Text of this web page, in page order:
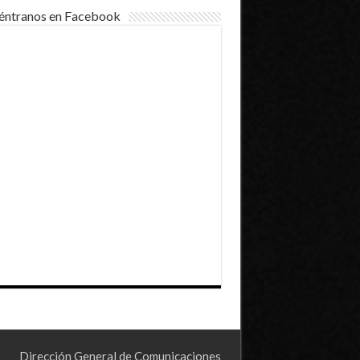
en Facebook
Dirección General de Comunicaciones